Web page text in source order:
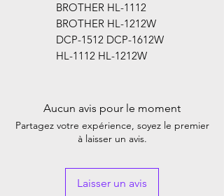
BROTHER HL-1112
BROTHER HL-1212W
DCP-1512 DCP-1612W
HL-1112 HL-1212W
Aucun avis pour le moment
Partagez votre expérience, soyez le premier
à laisser un avis.
Laisser un avis